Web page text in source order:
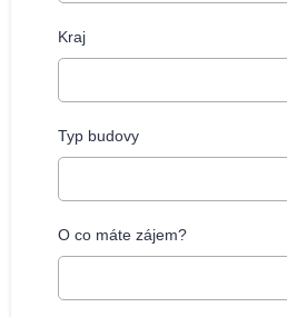
Kraj
Typ budovy
O co máte zájem?